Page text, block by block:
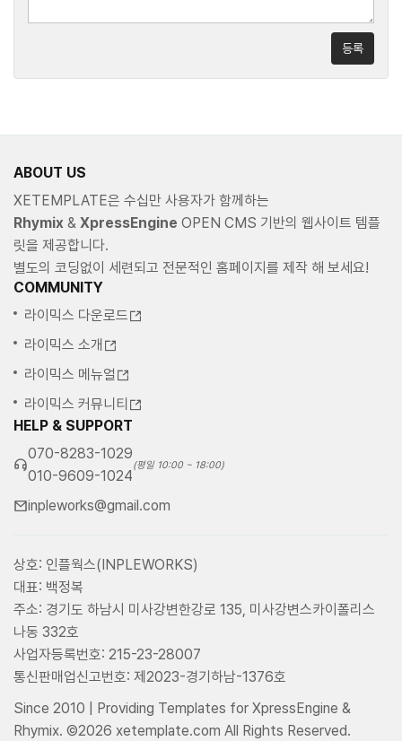
등록
ABOUT US
XETEMPLATE은 수십만 사용자가 함께하는
Rhymix & XpressEngine OPEN CMS 기반의 웹사이트 템플
릿을 제공합니다.
별도의 코딩없이 세련되고 전문적인 홈페이지를 제작 해 보세요!
COMMUNITY
라이믹스 다운로드
라이믹스 소개
라이믹스 메뉴얼
라이믹스 커뮤니티
HELP & SUPPORT
070-8283-1029
010-9609-1024
(평일 10:00 ~ 18:00)
inpleworks@gmail.com
상호: 인플웍스(INPLEWORKS)
대표: 백정복
주소: 경기도 하남시 미사강변한강로 135, 미사강변스카이폴리스
나동 332호
사업자등록번호: 215-23-28007
통신판매업신고번호: 제2023-경기하남-1376호
Since 2010 | Providing Templates for XpressEngine &
Rhymix. ©2026 xetemplate.com All Rights Reserved.